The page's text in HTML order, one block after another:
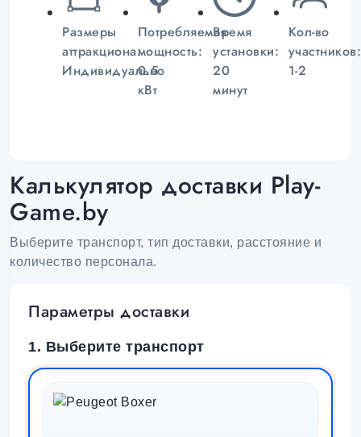
Размеры
аттракциона:
Индивидуально
Потребляемая
мощность:
0.5
кВт
Время
установки:
20
минут
Кол-во
участников:
1-2
Калькулятор доставки Play-
Game.by
Выберите транспорт, тип доставки, расстояние и
количество персонала.
Параметры доставки
1. Выберите транспорт